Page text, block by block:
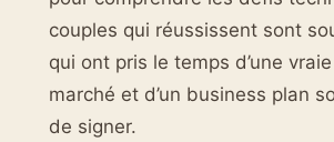
couples qui réussissent sont
qui ont pris le temps d’une
marché et d’un business plan
de signer.